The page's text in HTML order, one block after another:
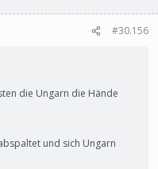
#30.156
die Ungarn die Hände
und sich Ungarn